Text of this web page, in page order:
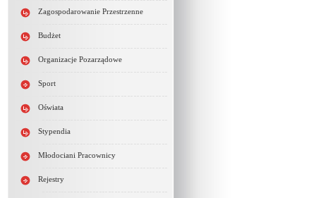
Zagospodarowanie Przestrzenne
Budżet
Organizacje Pozarządowe
Sport
Oświata
Stypendia
Młodociani Pracownicy
Rejestry